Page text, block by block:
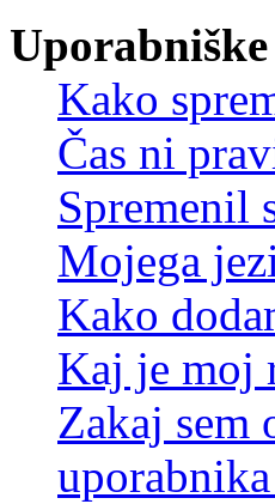
Kako
Čas ni
Spremenil
Mojega
Kako
Kaj je moj
Zakaj sem